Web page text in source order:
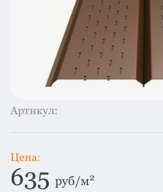
Артикул:
Цена:
635 руб/м2